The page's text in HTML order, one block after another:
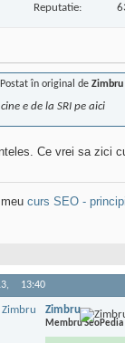
Reputatie:
Postat în original de Zimbru
e de la SRI pe aici
Ce vrei sa zici
curs SEO -
13:40
Zimbru
Membru SeoPedia